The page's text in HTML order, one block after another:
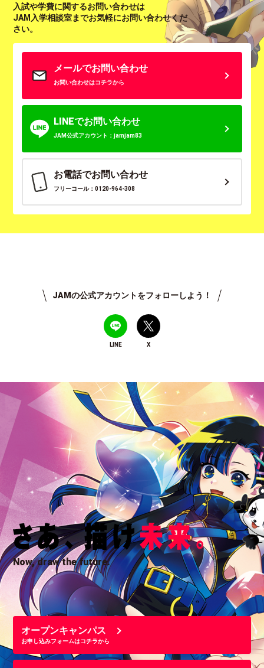
入試や学費に関するお問い合わせは
JAM入学相談室までお気軽にお問い合わせくだ
さい。
メールでお問い合わせ
お問い合わせはコチラから
LINEでお問い合わせ
JAM公式アカウント：jamjam83
お電話でお問い合わせ
フリーコール：0120-964-308
JAMの公式アカウントをフォローしよう！
LINE X
Now, draw the future.
オープンキャンパス
お申し込みフォームはコチラから